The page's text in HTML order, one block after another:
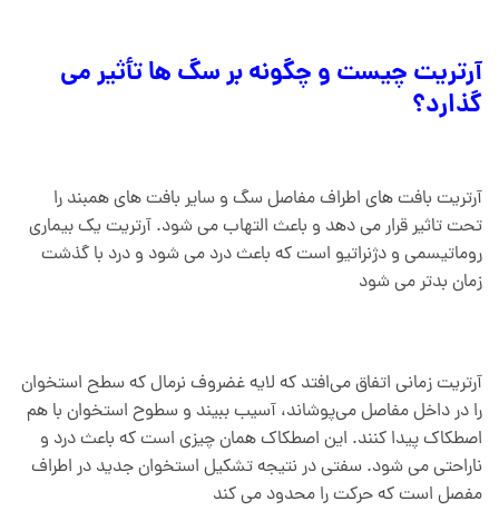
آرتریت چیست و چگونه بر سگ ها تأثیر می
گذارد؟
آرتریت بافت های اطراف مفاصل سگ و سایر بافت های همبند را
تحت تاثیر قرار می دهد و باعث التهاب می شود. آرتریت یک بیماری
روماتیسمی و دژنراتیو است که باعث درد می شود و درد با گذشت
زمان بدتر می شود
آرتریت زمانی اتفاق می‌افتد که لایه غضروف نرمال که سطح استخوان
را در داخل مفاصل می‌پوشاند، آسیب ببیند و سطوح استخوان با هم
اصطکاک پیدا کنند. این اصطکاک همان چیزی است که باعث درد و
ناراحتی می شود. سفتی در نتیجه تشکیل استخوان جدید در اطراف
مفصل است که حرکت را محدود می کند